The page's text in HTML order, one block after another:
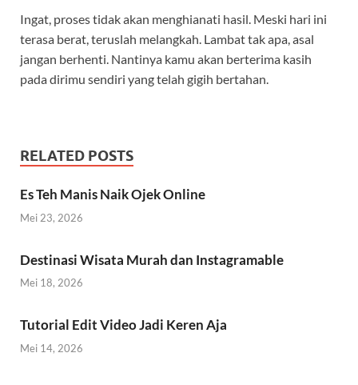
Ingat, proses tidak akan menghianati hasil. Meski hari ini
terasa berat, teruslah melangkah. Lambat tak apa, asal
jangan berhenti. Nantinya kamu akan berterima kasih
pada dirimu sendiri yang telah gigih bertahan.
RELATED POSTS
Es Teh Manis Naik Ojek Online
Mei 23, 2026
Destinasi Wisata Murah dan Instagramable
Mei 18, 2026
Tutorial Edit Video Jadi Keren Aja
Mei 14, 2026